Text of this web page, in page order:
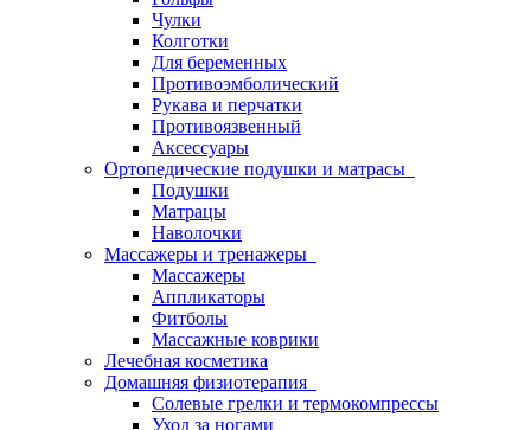
Чулки
Колготки
Для беременных
Противоэмболический
Рукава и перчатки
Противоязвенный
Аксессуары
Ортопедические подушки и матрасы
Подушки
Матрацы
Наволочки
Массажеры и тренажеры
Массажеры
Аппликаторы
Фитболы
Массажные коврики
Лечебная косметика
Домашняя физиотерапия
Солевые грелки и термокомпрессы
Уход за ногами